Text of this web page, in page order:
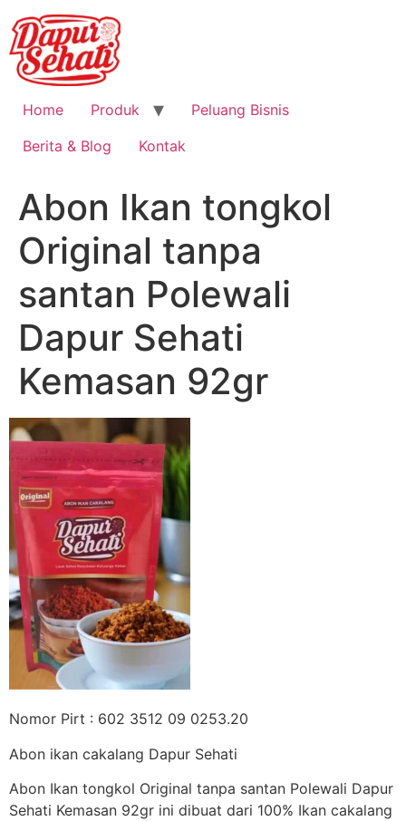
Home Produk
Peluang Bisnis
Berita & Blog
Kontak
Abon Ikan tongkol
Original tanpa
santan Polewali
Dapur Sehati
Kemasan 92gr
Nomor Pirt : 602 3512 09 0253.20
Abon ikan cakalang Dapur Sehati
Abon Ikan tongkol Original tanpa santan Polewali Dapur
Sehati Kemasan 92gr ini dibuat dari 100% Ikan cakalang